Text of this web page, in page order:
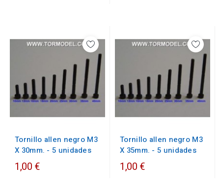
Tornillo allen negro M3
X 30mm. - 5 unidades
1,00 €
Tornillo allen negro M3
X 35mm. - 5 unidades
1,00 €